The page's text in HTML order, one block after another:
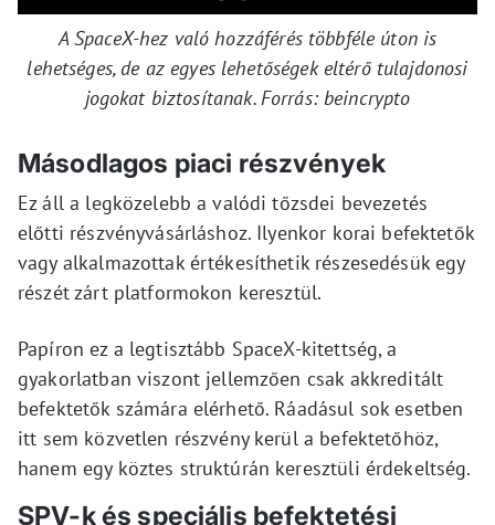
A SpaceX-hez való hozzáférés többféle úton is
lehetséges, de az egyes lehetőségek eltérő tulajdonosi
jogokat biztosítanak. Forrás: beincrypto
Másodlagos piaci részvények
Ez áll a legközelebb a valódi tőzsdei bevezetés
előtti részvényvásárláshoz. Ilyenkor korai befektetők
vagy alkalmazottak értékesíthetik részesedésük egy
részét zárt platformokon keresztül.
Papíron ez a legtisztább SpaceX-kitettség, a
gyakorlatban viszont jellemzően csak akkreditált
befektetők számára elérhető. Ráadásul sok esetben
itt sem közvetlen részvény kerül a befektetőhöz,
hanem egy köztes struktúrán keresztüli érdekeltség.
SPV-k és speciális befektetési